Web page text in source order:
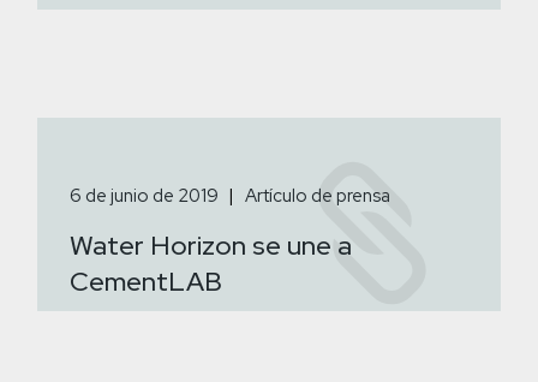
6 de junio de 2019 Artículo de prensa
Water Horizon se une a
CementLAB